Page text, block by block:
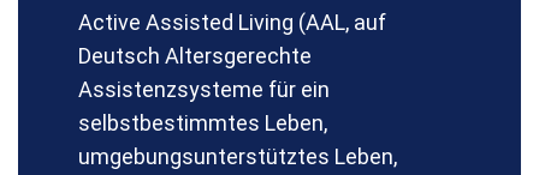
Active Assisted Living (AAL, auf
Deutsch Altersgerechte
Assistenzsysteme für ein
selbstbestimmtes Leben,
umgebungsunterstütztes Leben,